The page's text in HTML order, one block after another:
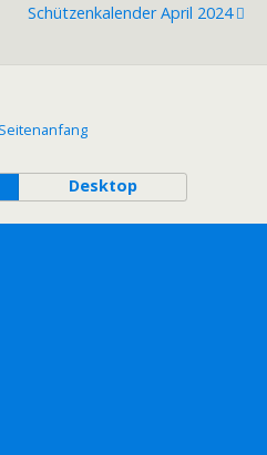
Schützenkalender April 2024
Desktop